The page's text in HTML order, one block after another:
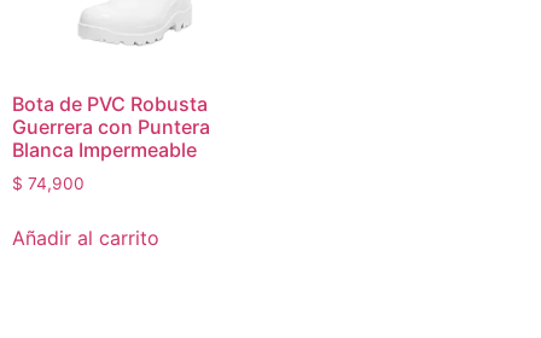
Bota de PVC Robusta
Guerrera con Puntera
Blanca Impermeable
$ 74,900
Añadir al carrito